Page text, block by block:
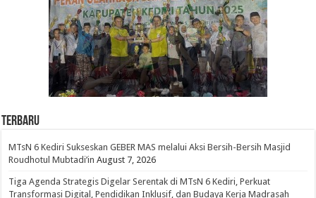
Terbaru
MTsN 6 Kediri Sukseskan GEBER MAS melalui Aksi Bersih-Bersih Masjid
Roudhotul Mubtadi’in August 7, 2026
Tiga Agenda Strategis Digelar Serentak di MTsN 6 Kediri, Perkuat
Transformasi Digital, Pendidikan Inklusif, dan Budaya Kerja Madrasah